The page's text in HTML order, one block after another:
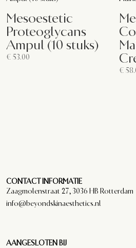
Mesoestetic
Proteoglycans
Ampul (10 stuks)
€ 53.00
€
CONTACT INFORMATIE
Zaagmolenstraat 27, 3036 HB Rotterdam
info@beyondskinaesthetics.nl
AANGESLOTEN BIJ